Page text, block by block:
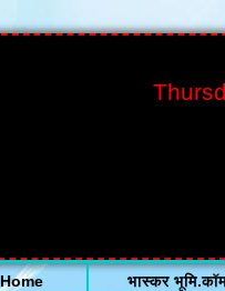
Home भास्कर